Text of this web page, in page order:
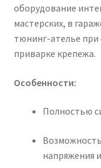
оборудование
мастерских, в
тюнинг-ателье при
приварке крепежа.
Особенности:
Полностью
напряжения